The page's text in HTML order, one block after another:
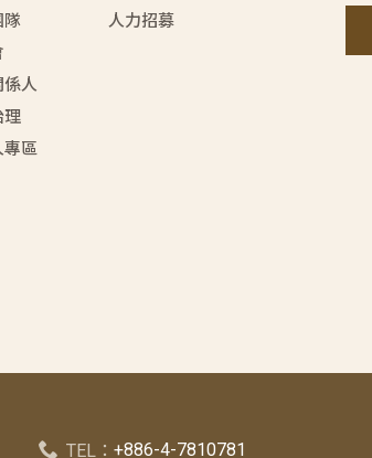
隊
係人
理
專區
人力招募
TEL： +886-4-7810781